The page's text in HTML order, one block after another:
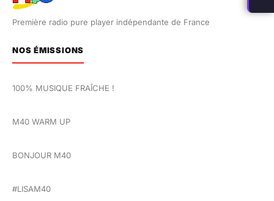
Première radio pure player indépendante de France
NOS ÉMISSIONS
100% MUSIQUE FRAÎCHE !
M40 WARM UP
BONJOUR M40
#LISAM40